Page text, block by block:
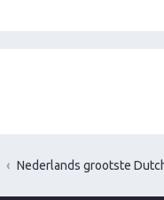
Nederlands grootste